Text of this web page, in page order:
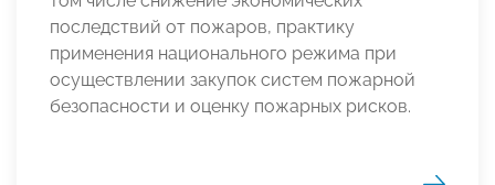
последствий от пожаров, практику
применения национального режима при
осуществлении закупок систем пожарной
безопасности и оценку пожарных рисков.